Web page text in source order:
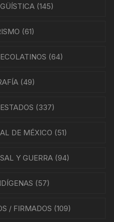
(145)
(61)
(64)
(49)
(337)
DE MÉXICO (51)
Y GUERRA (94)
(57)
/ FIRMADOS (109)